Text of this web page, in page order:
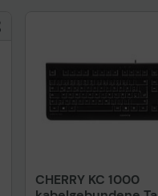
CHERRY KC 1000